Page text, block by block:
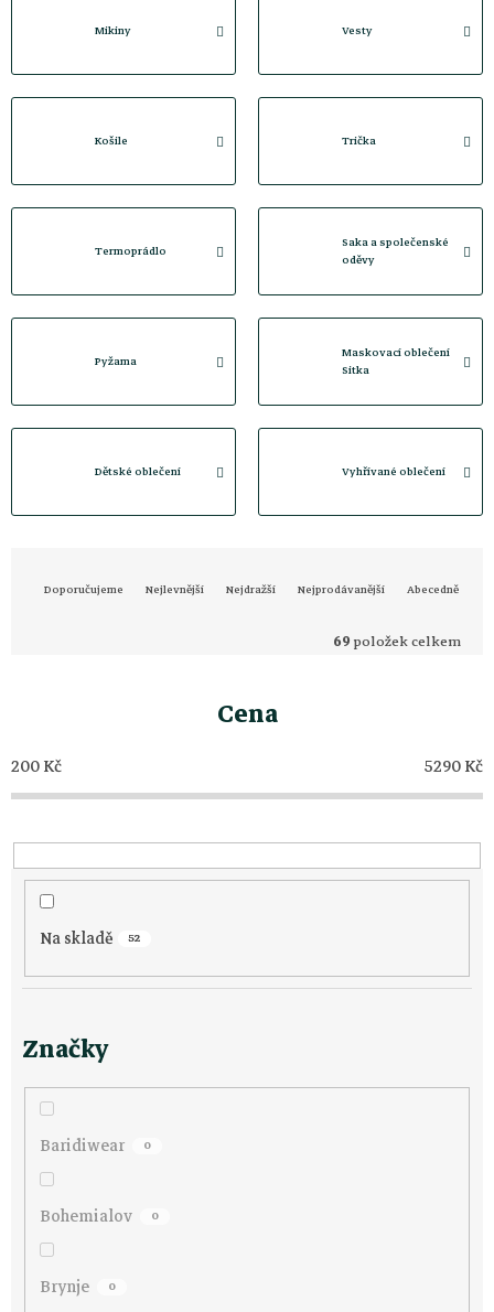
Mikiny Vesty
Košile Trička
Termoprádlo
Saka a společenské
oděvy
Pyžama
Maskovací oblečení
Sitka
Dětské oblečení Vyhřívané oblečení
Ř
n
í
p
r
d
u
k
t
ů
Doporučujeme Nejlevnější Nejdražší Nejprodávanější Abecedně
69 položek celkem
Cena
200Kč 5290Kč
Na skladě 52
Značky
Baridiwear 0
Bohemialov 0
Brynje 0